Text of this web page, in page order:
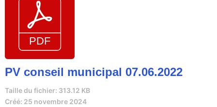
PV conseil municipal 07.06.2022
Taille du fichier: 313.12 KB
Créé: 25 novembre 2024